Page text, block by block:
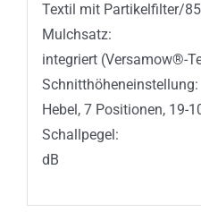
Textil mit Partikelfilter/85l
integriert (Versamow®-
Hebel, 7 Positionen, 19-
dB